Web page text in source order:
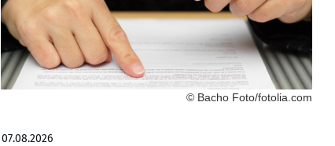
© Bacho Foto/fotolia.com
07.08.2026